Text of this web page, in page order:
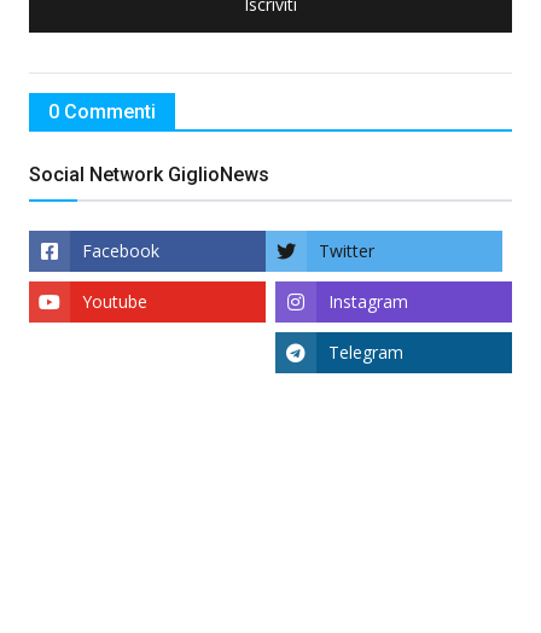
0 Commenti
Social Network GiglioNews
Facebook Twitter
Instagram
Youtube
Telegram